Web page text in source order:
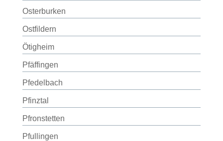
Osterburken
Ostfildern
Ötigheim
Pfäffingen
Pfedelbach
Pfinztal
Pfronstetten
Pfullingen